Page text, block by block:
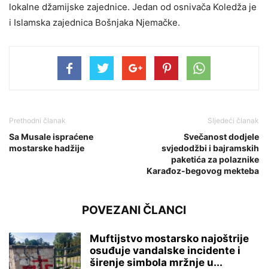
lokalne džamijske zajednice. Jedan od osnivača Koledža je
i Islamska zajednica Bošnjaka Njemačke.
Prethodni članak
Sa Musale ispraćene
mostarske hadžije
Sljedeći članak
Svečanost dodjele
svjedodžbi i bajramskih
paketića za polaznike
Karađoz-begovog mekteba
POVEZANI ČLANCI
Muftijstvo mostarsko najoštrije
osuđuje vandalske incidente i
širenje simbola mržnje u...